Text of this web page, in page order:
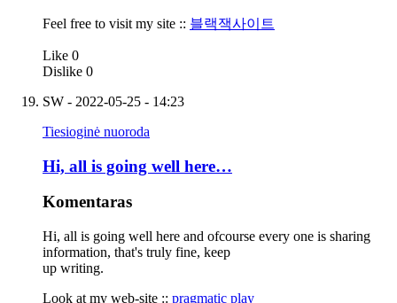
Feel free to visit my site :: 블랙잭사이트
Like 0
Dislike 0
SW - 2022-05-25 - 14:23
Tiesioginė nuoroda
Hi, all is going well here…
Komentaras
Hi, all is going well here and ofcourse every one is sharing
information, that's truly fine, keep
up writing.
Look at my web-site :: pragmatic play